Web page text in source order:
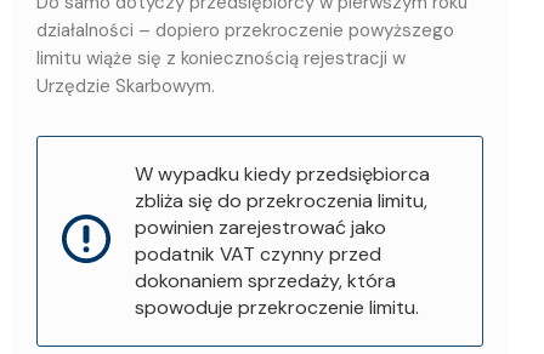
działalności – dopiero przekroczenie powyższego
limitu wiąże się z koniecznością rejestracji w
Urzędzie Skarbowym.
W wypadku kiedy przedsiębiorca
zbliża się do przekroczenia limitu,
powinien zarejestrować jako
podatnik VAT czynny przed
dokonaniem sprzedaży, która
spowoduje przekroczenie limitu.